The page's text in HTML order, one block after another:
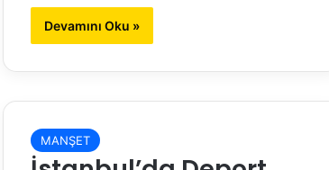
Devamını Oku »
MANŞET